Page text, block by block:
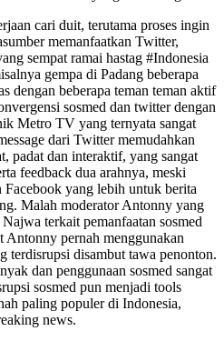
cari duit, terutama proses ingin
memanfaatkan Twitter,
sempat ramai hastag #Indonesia
gempa di Padang beberapa
dengan beberapa teman teman aktif
sosmed dan twitter dengan
Metro TV yang ternyata sangat
dari Twitter memudahkan
padat dan interaktif, yang sangat
feedback dua arahnya, meski
yang lebih untuk berita
Malah moderator Antonny yang
terkait pemanfaatan sosmed
pernah menggunakan
terdisrupsi disambut tawa penonton.
dan penggunaan sosmed sangat
sosmed pun menjadi tools
paling populer di Indonesia,
news.